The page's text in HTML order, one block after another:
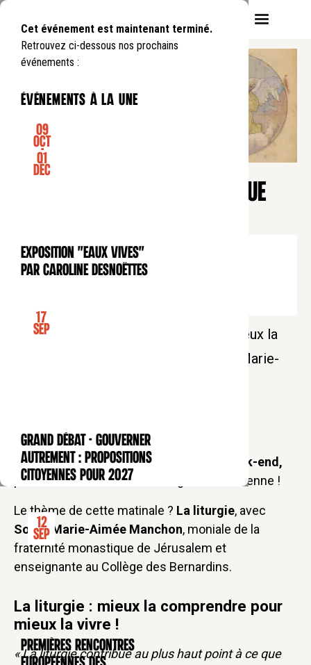
Cet événement est maintenant terminé.
Retrouvez ci-dessous nos prochains
événements :
événements à la une
EXPOSITION
09
Oct
-
01
Déc
Exposition "Eaux Vives"
par Caroline Desnoëttes
CONFÉRENCE
17
Sep
GRAND DÉBAT - Gouverner
autrement : propositions
citoyennes pour 2027
CONFÉRENCE
12
Sep
Premières rencontres
CONFÉRENCE
PETITE HISTOIRE DE LA MUSIQUE
Samedi12
.
10de 10:30à12:00
Tarif plein : 10 euros
Mieux comprendre la liturgie, pour mieux la
vivre. Un parcours proposé par sœur Marie-
La Matinale des Bernardins :
Unesérie de conférences prévues le week-end,
pour se ressourcer dans la sagesse chrétienne !
Le thème de cette matinale ? La liturgie, avec
Soeur Marie-Aimée Manchon, moniale de la
fraternité monastique de Jérusalem et
enseignante au Collège des Bernardins.
La liturgie : mieux la comprendre pour
mieux la vivre !
« La liturgie contribue au plus haut point à ce que